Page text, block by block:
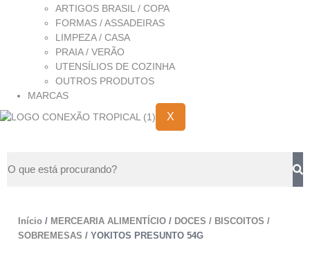
ARTIGOS BRASIL / COPA
FORMAS / ASSADEIRAS
LIMPEZA / CASA
PRAIA / VERÃO
UTENSÍLIOS DE COZINHA
OUTROS PRODUTOS
MARCAS
X
Início / MERCEARIA ALIMENTÍCIO / DOCES / BISCOITOS /
SOBREMESAS / YOKITOS PRESUNTO 54G